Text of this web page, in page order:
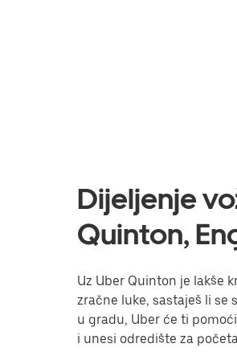
Dijeljenje
Quinton,
Uz Uber Quinton je lakše
zračne luke, sastaješ li se
u gradu, Uber će ti
i unesi odredište za